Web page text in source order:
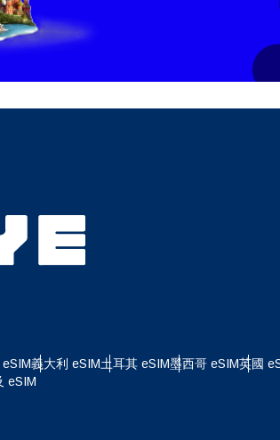
How do I
To get your
They will
義大利 eSIM土耳其 eSIM墨西哥 eSIM英國
eSIM